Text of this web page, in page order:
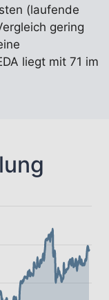
(laufende
gering
liegt mit 71 im